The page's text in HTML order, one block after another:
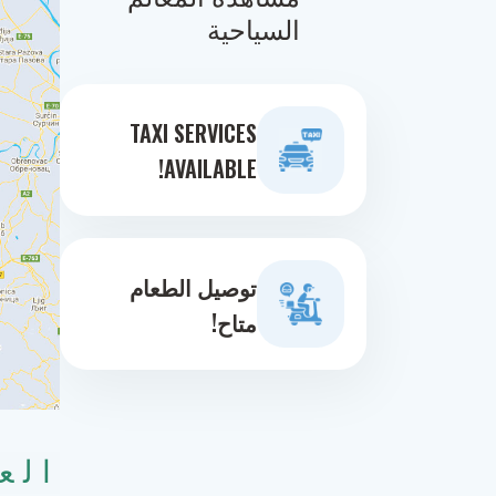
السياحية
TAXI SERVICES
AVAILABLE!
توصيل الطعام
متاح!